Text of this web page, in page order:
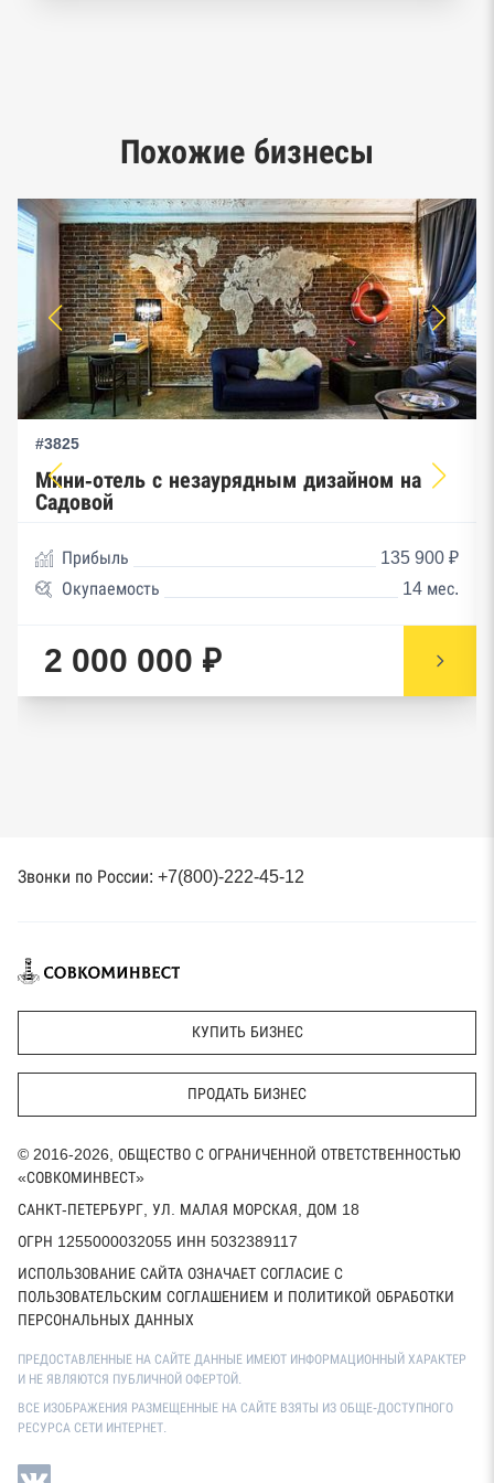
предпринимательства ФНС
Похожие бизнесы
#3825
Мини-отель с незаурядным дизайном на
Садовой
Прибыль
135 900 ₽
Окупаемость
14 мес.
2 000 000 ₽
Звонки по России: +7(800)-222-45-12
КУПИТЬ БИЗНЕС
ПРОДАТЬ БИЗНЕС
© 2016-2026, ОБЩЕСТВО С ОГРАНИЧЕННОЙ ОТВЕТСТВЕННОСТЬЮ
«СОВКОМИНВЕСТ»
САНКТ-ПЕТЕРБУРГ, УЛ. МАЛАЯ МОРСКАЯ, ДОМ 18
ОГРН 1255000032055 ИНН 5032389117
ИСПОЛЬЗОВАНИЕ САЙТА ОЗНАЧАЕТ СОГЛАСИЕ С
ПОЛЬЗОВАТЕЛЬСКИМ СОГЛАШЕНИЕМ И ПОЛИТИКОЙ ОБРАБОТКИ
ПЕРСОНАЛЬНЫХ ДАННЫХ
ПРЕДОСТАВЛЕННЫЕ НА САЙТЕ ДАННЫЕ ИМЕЮТ ИНФОРМАЦИОННЫЙ ХАРАКТЕР
И НЕ ЯВЛЯЮТСЯ ПУБЛИЧНОЙ ОФЕРТОЙ.
ВСЕ ИЗОБРАЖЕНИЯ РАЗМЕЩЕННЫЕ НА САЙТЕ ВЗЯТЫ ИЗ ОБЩЕ-ДОСТУПНОГО
РЕСУРСА СЕТИ ИНТЕРНЕТ.